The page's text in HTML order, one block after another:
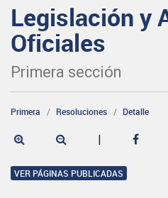
Legislación y
Oficiales
Primera sección
Primera Resoluciones Detalle
|
VER PÁGINAS PUBLICADAS